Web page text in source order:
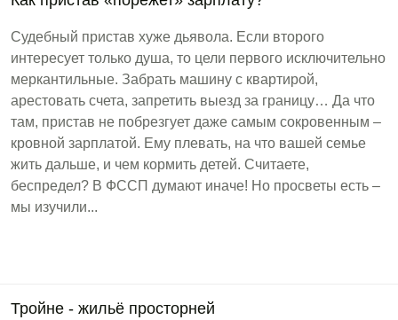
Судебный пристав хуже дьявола. Если второго
интересует только душа, то цели первого исключительно
меркантильные. Забрать машину с квартирой,
арестовать счета, запретить выезд за границу… Да что
там, пристав не побрезгует даже самым сокровенным –
кровной зарплатой. Ему плевать, на что вашей семье
жить дальше, и чем кормить детей. Считаете,
беспредел? В ФССП думают иначе! Но просветы есть –
мы изучили...
Тройне - жильё просторней